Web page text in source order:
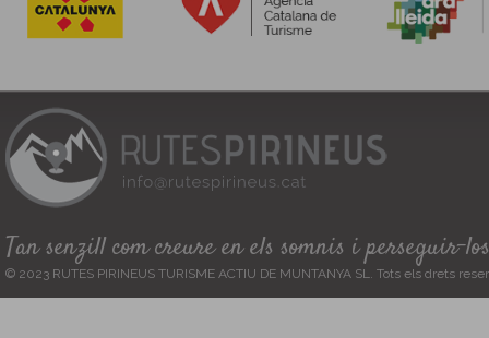
Tan senzill com creure en els somnis i perseguir-los
© 2023 RUTES PIRINEUS TURISME ACTIU DE MUNTANYA SL. Tots els drets